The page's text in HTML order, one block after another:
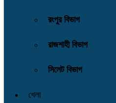
রংপুর বিভাগ
রাজশাহী বিভাগ
সিলেট বিভাগ
খেলা